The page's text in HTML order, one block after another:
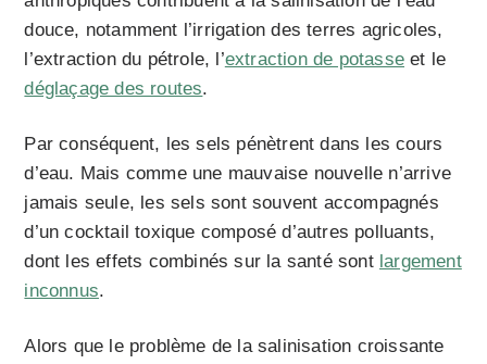
douce, notamment l’irrigation des terres agricoles,
l’extraction du pétrole, l’extraction de potasse et le
déglaçage des routes.
Par conséquent, les sels pénètrent dans les cours
d’eau. Mais comme une mauvaise nouvelle n’arrive
jamais seule, les sels sont souvent accompagnés
d’un cocktail toxique composé d’autres polluants,
dont les effets combinés sur la santé sont largement
inconnus.
Alors que le problème de la salinisation croissante